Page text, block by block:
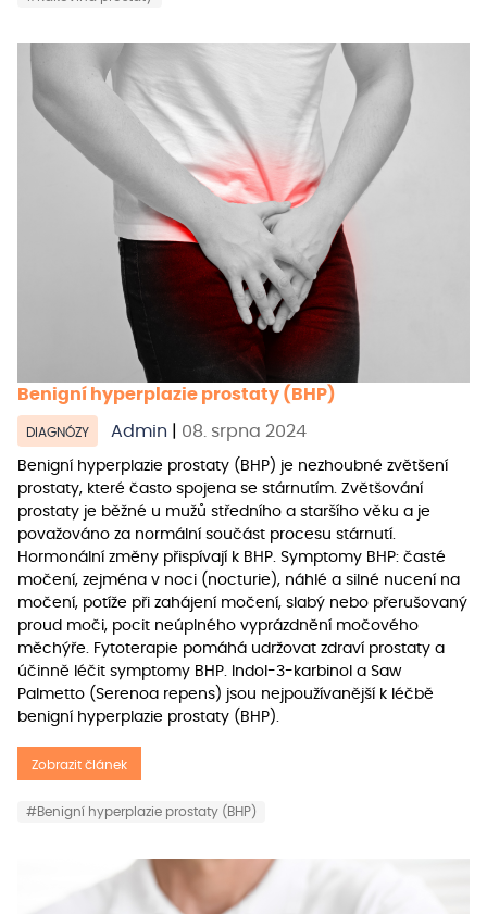
Benigní hyperplazie prostaty (BHP)
DIAGNÓZY Admin 08. srpna 2024
Benigní hyperplazie prostaty (BHP) je nezhoubné zvětšení
prostaty, které často spojena se stárnutím. Zvětšování
prostaty je běžné u mužů středního a staršího věku a je
považováno za normální součást procesu stárnutí.
Hormonální změny přispívají k BHP. Symptomy BHP: časté
močení, zejména v noci (nocturie), náhlé a silné nucení na
močení, potíže při zahájení močení, slabý nebo přerušovaný
proud moči, pocit neúplného vyprázdnění močového
měchýře. Fytoterapie pomáhá udržovat zdraví prostaty a
účinně léčit symptomy BHP. Indol-3-karbinol a Saw
Palmetto (Serenoa repens) jsou nejpoužívanější k léčbě
benigní hyperplazie prostaty (BHP).
Zobrazit článek
#Benigní hyperplazie prostaty (BHP)